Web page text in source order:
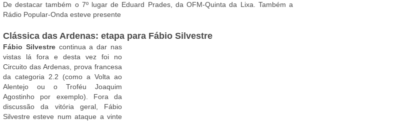
De destacar também o 7º lugar de Eduard Prades, da OFM-Quinta da Lixa. Também a
Rádio Popular-Onda esteve presente
Clássica das Ardenas: etapa para Fábio Silvestre
Fábio Silvestrecontinua a dar nas
vistas lá fora e desta vez foi no
Circuito das Ardenas, prova francesa
da categoria 2.2 (como a Volta ao
Alentejo ou o Troféu Joaquim
Agostinho por exemplo). Fora da
discussão da vitória geral, Fábio
Silvestre esteve num ataque a vinte